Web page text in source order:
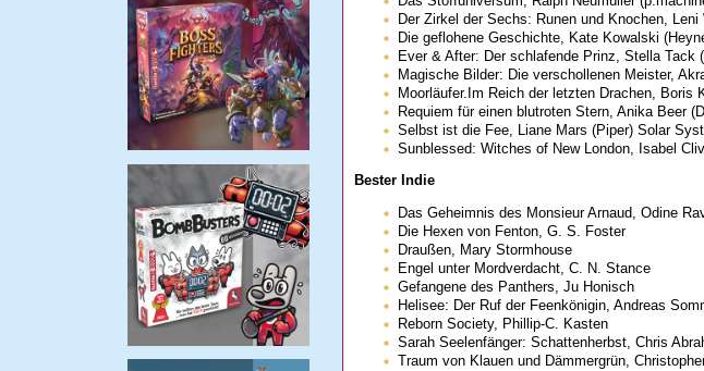
Der Zirkel der Sechs: Runen und Knochen, Leni
Die geflohene Geschichte, Kate Kowalski
Ever & After: Der schlafende Prinz, Stella Tack
Magische Bilder: Die verschollenen Meister,
Moorläufer.Im Reich der letzten Drachen, Boris
Requiem für einen blutroten Stern, Anika Beer
Selbst ist die Fee, Liane Mars (Piper) Solar
Sunblessed: Witches of New London, Isabel
Bester Indie
Das Geheimnis des Monsieur Arnaud, Odine
Die Hexen von Fenton, G. S. Foster
Draußen, Mary Stormhouse
Engel unter Mordverdacht, C. N. Stance
Gefangene des Panthers, Ju Honisch
Helisee: Der Ruf der Feenkönigin, Andreas
Reborn Society, Phillip-C. Kasten
Sarah Seelenfänger: Schattenherbst, Chris
Traum von Klauen und Dämmergrün,